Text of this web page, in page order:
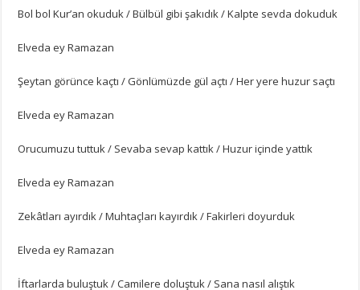
Bol bol Kur’an okuduk / Bülbül gibi şakıdık / Kalpte sevda dokuduk
Elveda ey Ramazan
Şeytan görünce kaçtı / Gönlümüzde gül açtı / Her yere huzur saçtı
Elveda ey Ramazan
Orucumuzu tuttuk / Sevaba sevap kattık / Huzur içinde yattık
Elveda ey Ramazan
Zekâtları ayırdık / Muhtaçları kayırdık / Fakirleri doyurduk
Elveda ey Ramazan
İftarlarda buluştuk / Camilere doluştuk / Sana nasıl alıştık